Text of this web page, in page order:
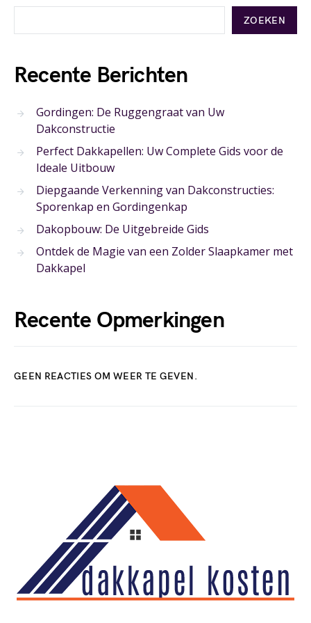
ZOEKEN
Recente Berichten
Gordingen: De Ruggengraat van Uw
Dakconstructie
Perfect Dakkapellen: Uw Complete Gids voor de
Ideale Uitbouw
Diepgaande Verkenning van Dakconstructies:
Sporenkap en Gordingenkap
Dakopbouw: De Uitgebreide Gids
Ontdek de Magie van een Zolder Slaapkamer met
Dakkapel
Recente Opmerkingen
GEEN REACTIES OM WEER TE GEVEN.